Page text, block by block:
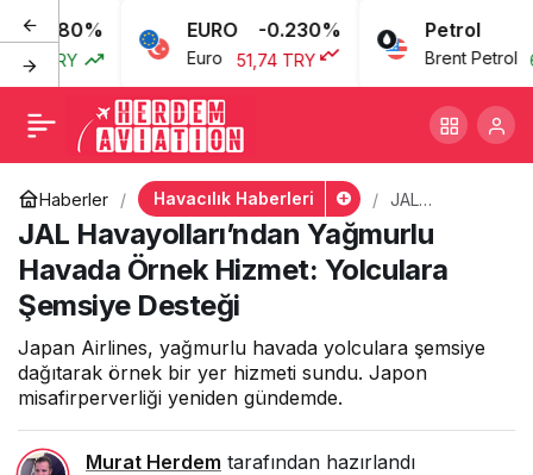
EURO -0.230%
Euro 51,74 TRY
Petrol
Brent Petrol 69,46
Haberler Havacılık Haberleri
JAL
Havayolları’nd
an Yağmurlu
Havada
Örnek Hizmet:
Desteği
JAL Havayolları’ndan Yağmurlu
Havada Örnek Hizmet: Yolculara
Şemsiye Desteği
Japan Airlines, yağmurlu havada yolculara şemsiye
dağıtarak örnek bir yer hizmeti sundu. Japon
misafirperverliği yeniden gündemde.
Murat Herdem tarafından hazırlandı
JAL Havayolları’ndan
Yağmurlu Havada Örnek
Hizmet: Yolculara Şemsiye
Desteği
0